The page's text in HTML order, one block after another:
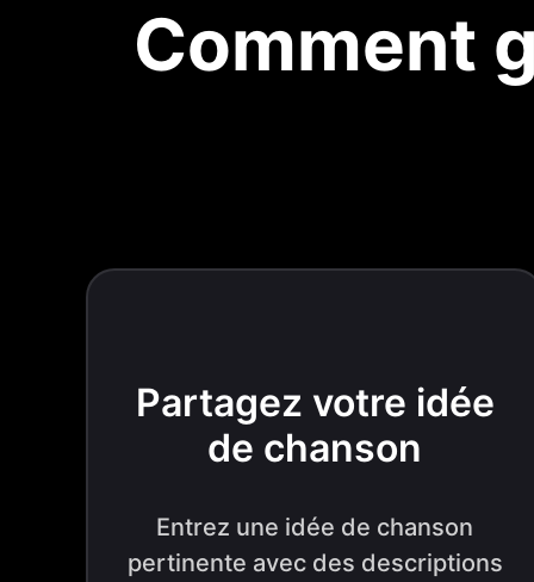
Comment
Partagez votre idée
de chanson
Entrez une idée de chanson
pertinente avec des descriptions